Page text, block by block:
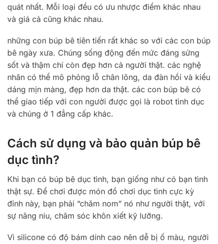
quát nhất. Mỗi loại đều có ưu nhược điểm khác nhau
và giá cả cũng khác nhau.
những con búp bê tiên tiến rất khác so với các con búp
bê ngày xưa. Chúng sống động đến mức đáng sửng
sốt và thậm chí còn đẹp hơn cả người thật. các nghệ
nhân có thể mô phỏng lỗ chân lông, da đàn hồi và kiểu
dáng mịn màng, đẹp hơn da thật. các con búp bê có
thể giao tiếp với con người được gọi là robot tình dục
và chúng ở 1 đẳng cấp khác.
Cách sử dụng và bảo quản búp bê
dục tình?
Khi bạn có búp bê dục tình, bạn giống như có bạn tình
thật sự. Để chơi được món đồ chơi dục tình cực kỳ
đỉnh này, bạn phải “chăm nom” nó như người thật, với
sự nâng niu, chăm sóc khôn xiết kỹ lưỡng.
Vì silicone có độ bám dính cao nên dễ bị ố màu, người